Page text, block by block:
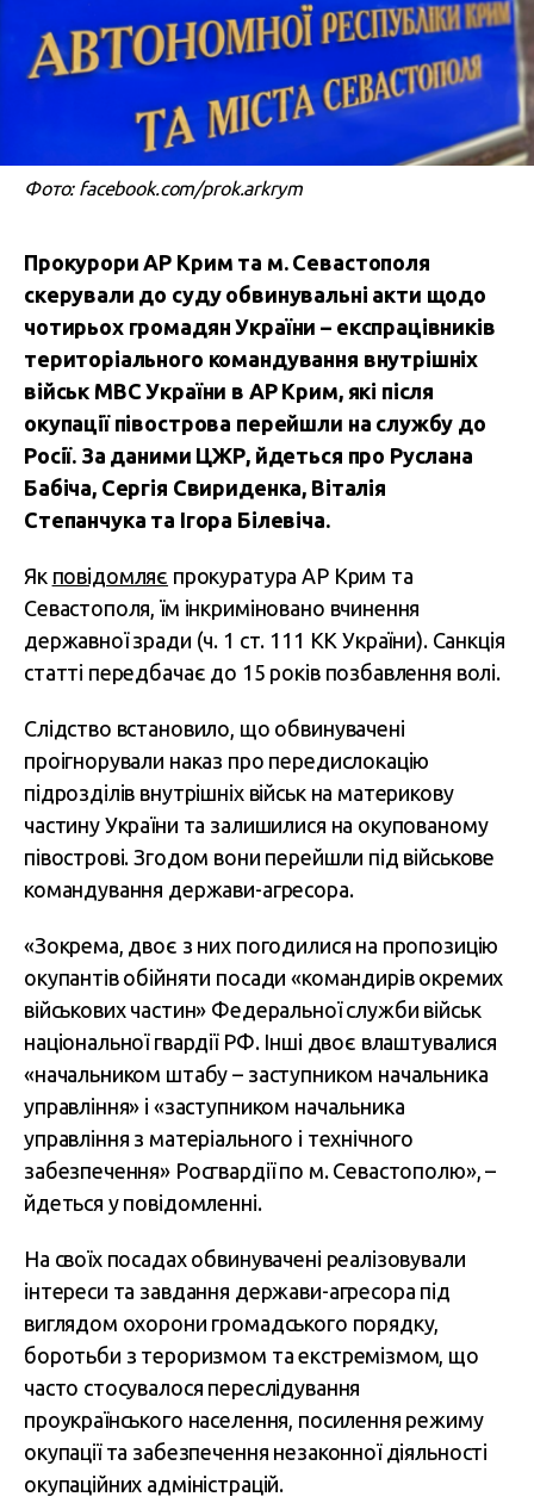
Фото: facebook.com/prok.arkrym
Прокурори АР Крим та м. Севастополя
скерували до суду обвинувальні акти щодо
чотирьох громадян України – експрацівників
територіального командування внутрішніх
військ МВС України в АР Крим, які після
окупації півострова перейшли на службу до
Росії. За даними ЦЖР, йдеться про Руслана
Бабіча, Сергія Свириденка, Віталія
Степанчука та Ігора Білевіча.
Як повідомляє прокуратура АР Крим та
Севастополя, їм інкриміновано вчинення
державної зради (ч. 1 ст. 111 КК України). Санкція
статті передбачає до 15 років позбавлення волі.
Слідство встановило, що обвинувачені
проігнорували наказ про передислокацію
підрозділів внутрішніх військ на материкову
частину України та залишилися на окупованому
півострові. Згодом вони перейшли під військове
командування держави-агресора.
«Зокрема, двоє з них погодилися на пропозицію
окупантів обійняти посади «командирів окремих
військових частин» Федеральної служби військ
національної гвардії РФ. Інші двоє влаштувалися
«начальником штабу – заступником начальника
управління» і «заступником начальника
управління з матеріального і технічного
забезпечення» Росгвардії по м. Севастополю», –
йдеться у повідомленні.
На своїх посадах обвинувачені реалізовували
інтереси та завдання держави-агресора під
виглядом охорони громадського порядку,
боротьби з тероризмом та екстремізмом, що
часто стосувалося переслідування
проукраїнського населення, посилення режиму
окупації та забезпечення незаконної діяльності
окупаційних адміністрацій.